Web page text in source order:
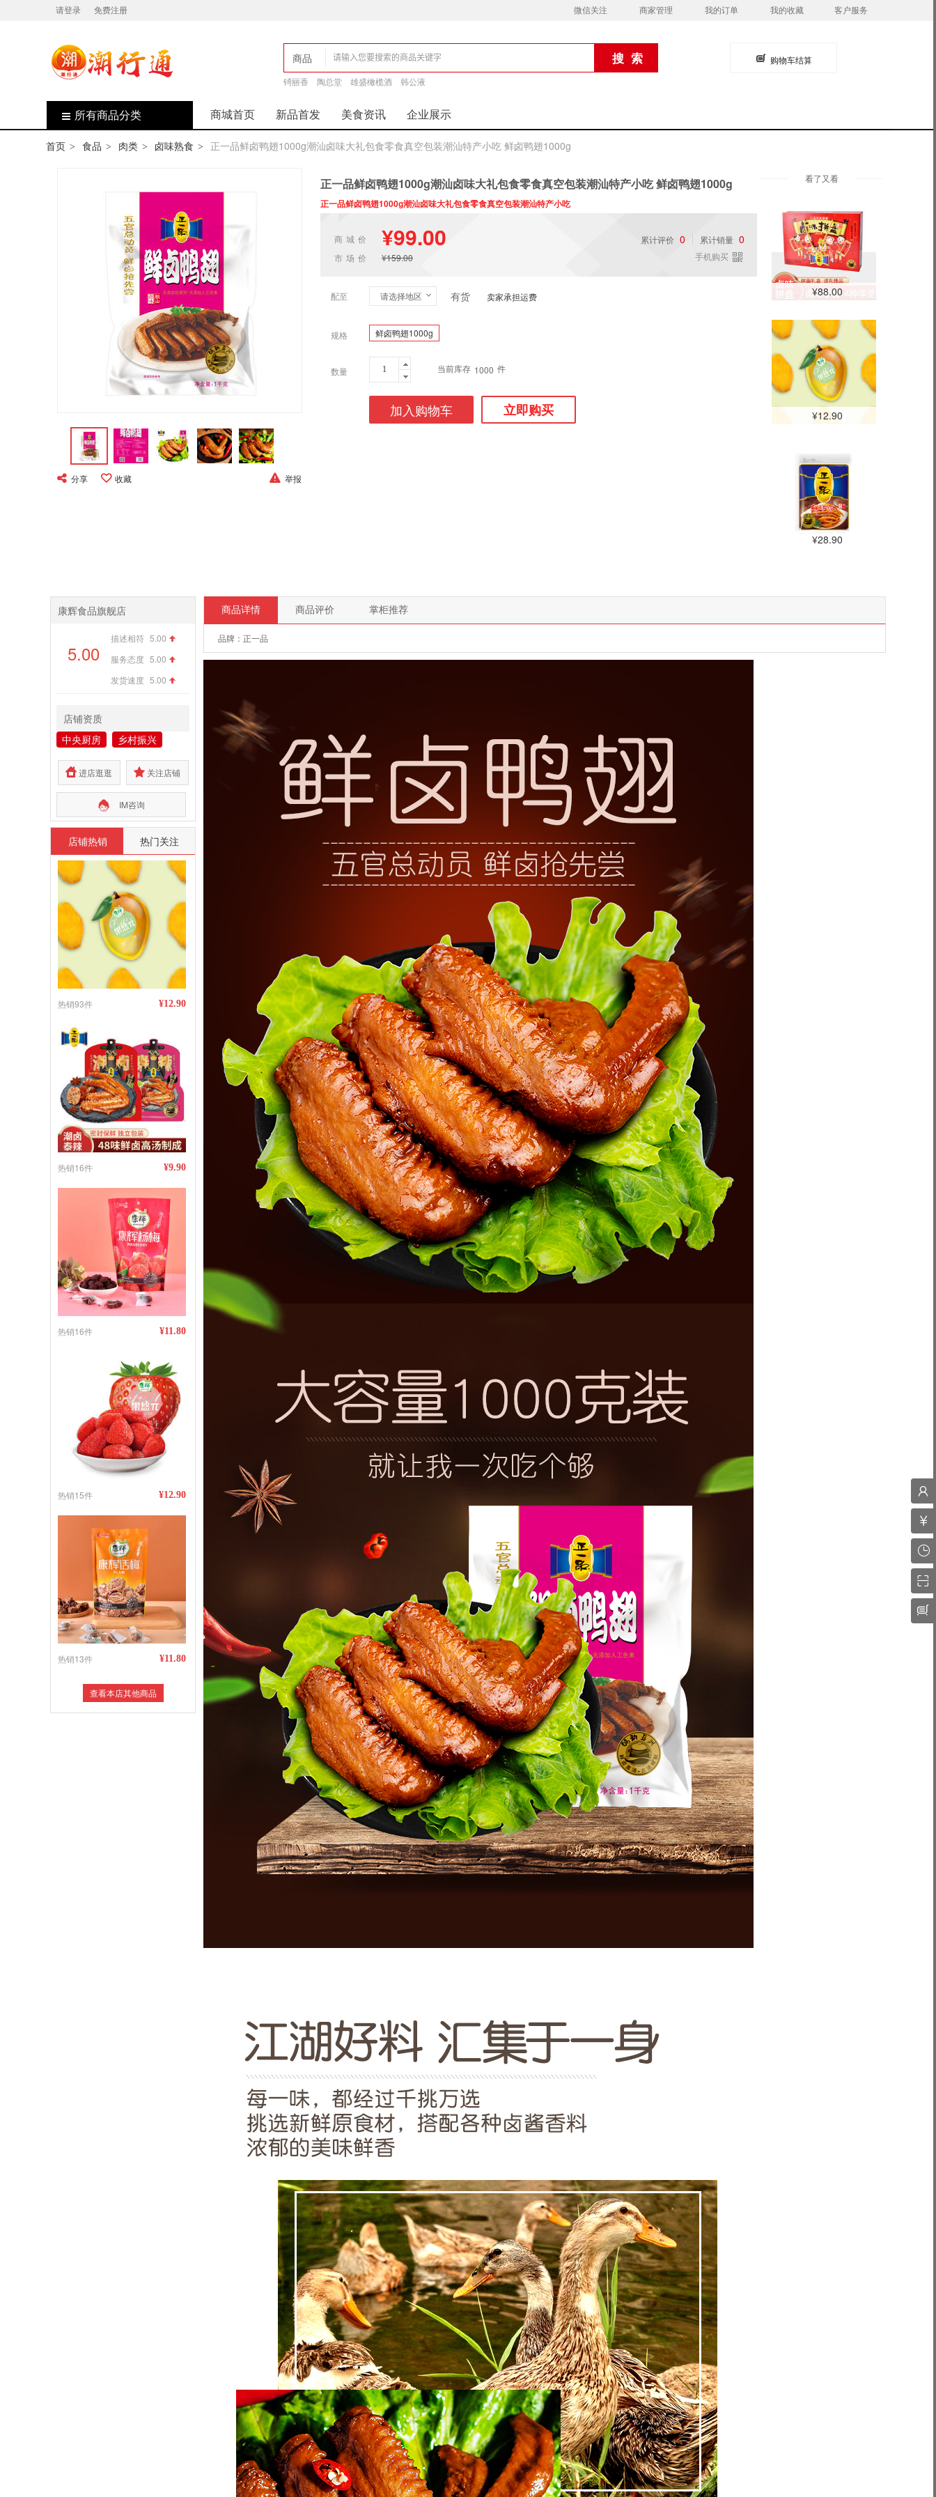
请登录 免费注册 微信关注 商家管理 我的订单 我的收藏 客户服务
商品
店铺
锜丽香 陶总堂 雄盛橄榄酒 韩公液
购物车结算
所有商品分类 商城首页 新品首发 美食资讯 企业展示
首页 > 食品 > 肉类 > 卤味熟食 > 正一品鲜卤鸭翅1000g潮汕卤味大礼包食零食真空包装潮汕特产小吃 鲜卤鸭翅1000g
分享 收藏 举报
正一品鲜卤鸭翅1000g潮汕卤味大礼包食零食真空包装潮汕特产小吃 鲜卤鸭翅1000g
正一品鲜卤鸭翅1000g潮汕卤味大礼包食零食真空包装潮汕特产小吃
商城价 ¥99.00
市场价 ¥159.00
累计评价 0 累计销量 0
手机购买
配至 请选择地区 有货 卖家承担运费
规格 鲜卤鸭翅1000g
数量 当前库存 1000 件
加入购物车 立即购买
看了又看
¥88.00
¥12.90
¥28.90
商品详情 商品评价 掌柜推荐
品牌：正一品
康辉食品旗舰店
5.00
描述相符 5.00
服务态度 5.00
发货速度 5.00
店铺资质
中央厨房
乡村振兴
进店逛逛 关注店铺
IM咨询
店铺热销 热门关注
¥12.90
热销93件
¥9.90
热销16件
¥11.80
热销16件
¥12.90
热销15件
¥11.80
热销13件
查看本店其他商品